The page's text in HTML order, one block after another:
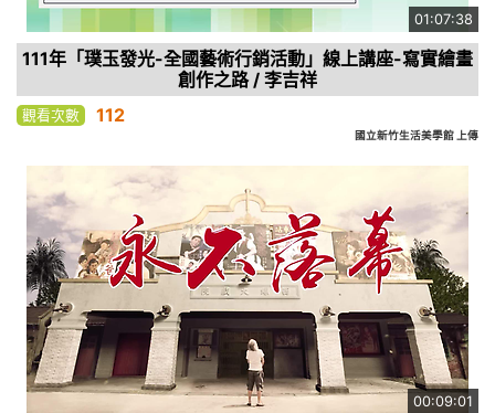
01:07:38
111年「璞玉發光-全國藝術行銷活動」線上講座-寫實繪畫
創作之路 / 李吉祥
觀看次數 112
國立新竹生活美學館 上傳
00:09:01